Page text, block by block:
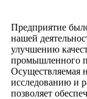
Предприятие
нашей
улучшению
промышленного
Осуществляемая
исследованию и
позволяет